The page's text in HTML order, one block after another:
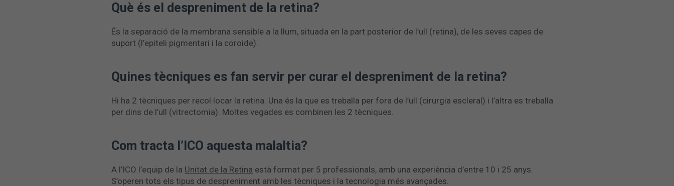
Què és el despreniment de la retina?
És la separació de la membrana sensible a la llum, situada en la part posterior de l’ull (retina), de les seves capes de
suport (l’epiteli pigmentari i la coroide).
Quines tècniques es fan servir per curar el despreniment de la retina?
Hi ha 2 tècniques per recol·locar la retina. Una és la que es treballa per fora de l’ull (cirurgia escleral) i l’altra es treballa
per dins de l’ull (vitrectomia). Moltes vegades es combinen les 2 tècniques.
Com tracta l’ICO aquesta malaltia?
A l’ICO l’equip de la Unitat de la Retina està format per 5 professionals, amb una experiència d’entre 10 i 25 anys.
S’operen tots els tipus de despreniment amb les tècniques i la tecnologia més avançades.